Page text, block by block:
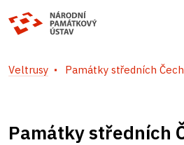
Veltrusy Památky středních
Památky středních